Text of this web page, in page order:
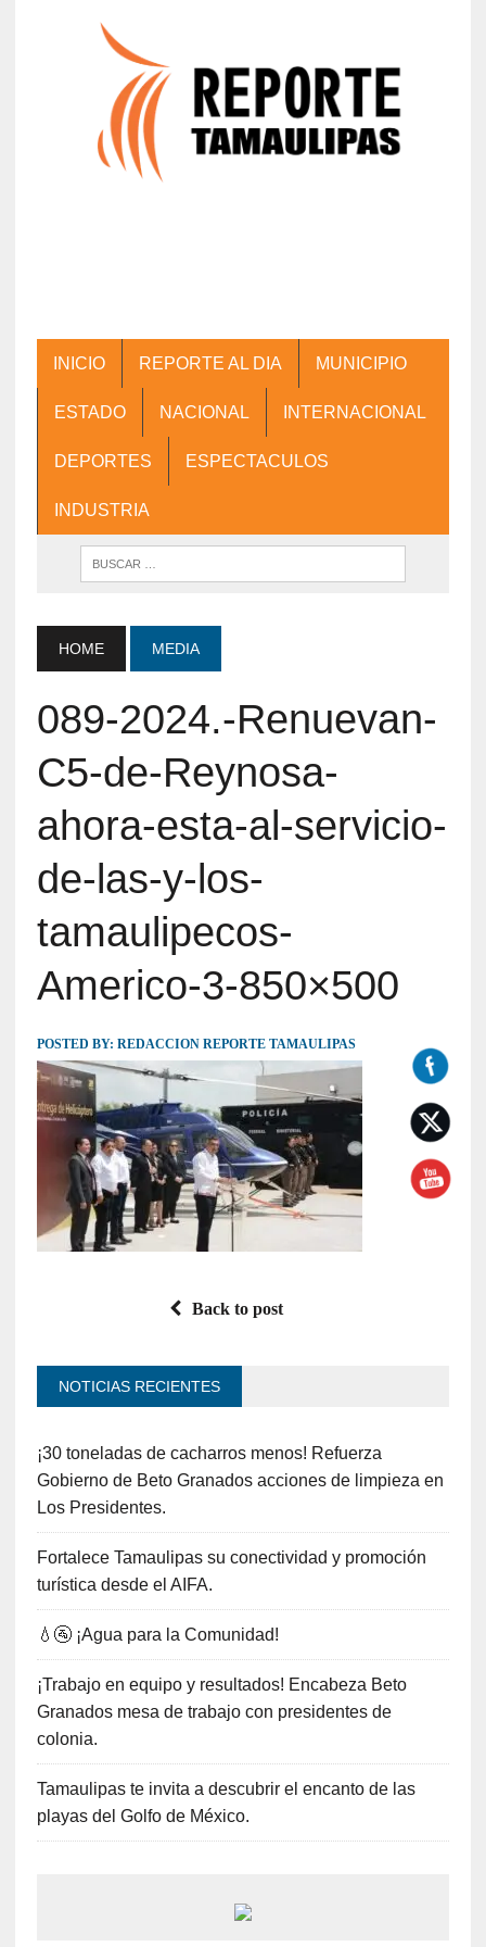
INICIO REPORTE AL DIA MUNICIPIO
ESTADO NACIONAL INTERNACIONAL
DEPORTES ESPECTACULOS
INDUSTRIA
HOME MEDIA
089-2024.-Renuevan-
C5-de-Reynosa-
ahora-esta-al-servicio-
de-las-y-los-
tamaulipecos-
Americo-3-850×500
POSTED BY: REDACCION REPORTE TAMAULIPAS
Back to post
NOTICIAS RECIENTES
¡30 toneladas de cacharros menos! Refuerza
Gobierno de Beto Granados acciones de limpieza en
Los Presidentes.
Fortalece Tamaulipas su conectividad y promoción
turística desde el AIFA.
💧🚰 ¡Agua para la Comunidad!
¡Trabajo en equipo y resultados! Encabeza Beto
Granados mesa de trabajo con presidentes de
colonia.
Tamaulipas te invita a descubrir el encanto de las
playas del Golfo de México.